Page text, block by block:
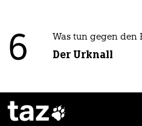
6 Was tun gegen den
Der Urknall
taz